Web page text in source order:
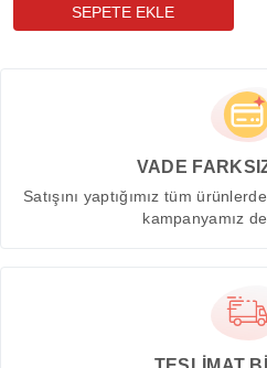
VADE
Satışını yaptığımız tüm
kampanyamız